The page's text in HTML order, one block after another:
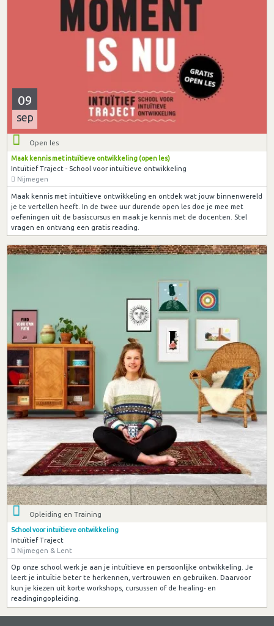
09
sep
Open les
Maak kennis met intuïtieve ontwikkeling (open les)
Intuïtief Traject - School voor intuïtieve ontwikkeling
Nijmegen
Maak kennis met intuïtieve ontwikkeling en ontdek wat jouw binnenwereld
je te vertellen heeft. In de twee uur durende open les doe je mee met
oefeningen uit de basiscursus en maak je kennis met de docenten. Stel
vragen en ontvang een gratis reading.
Opleiding en Training
School voor intuïtieve ontwikkeling
Intuïtief Traject
Nijmegen & Lent
Op onze school werk je aan je intuïtieve en persoonlijke ontwikkeling. Je
leert je intuïtie beter te herkennen, vertrouwen en gebruiken. Daarvoor
kun je kiezen uit korte workshops, cursussen of de healing- en
readingingopleiding.